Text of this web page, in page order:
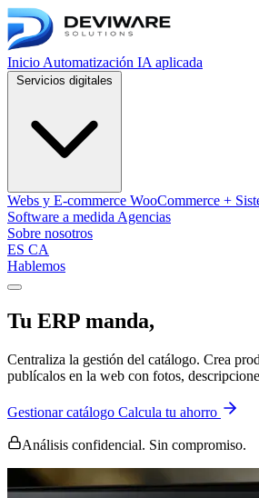
Inicio Automatización IA aplicada
Webs y E-commerce WooCommerce +
Software a medida Agencias
Sobre nosotros
ES CA
Hablemos
Abrir menú de navegación
Tu ERP manda,
Centraliza la gestión del catálogo. Crea
publícalos en la web con fotos,
Gestionar catálogo Calcula tu ahorro
Análisis confidencial. Sin compromiso.